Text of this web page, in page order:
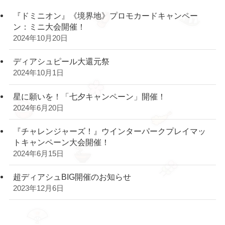
『ドミニオン』《境界地》プロモカードキャンペー
ン：ミニ大会開催！
2024年10月20日
ディアシュピール大還元祭
2024年10月1日
星に願いを！「七夕キャンペーン」開催！
2024年6月20日
『チャレンジャーズ！』ウインターパークプレイマッ
トキャンペーン大会開催！
2024年6月15日
超ディアシュBIG開催のお知らせ
2023年12月6日